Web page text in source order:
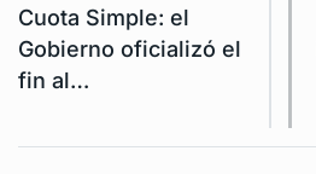
Cuota Simple: el
Gobierno oficializó el
fin al…